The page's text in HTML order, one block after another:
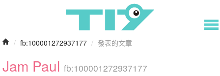
/ fb:100001272937177 / 發表的文章
Jam Paul fb:100001272937177